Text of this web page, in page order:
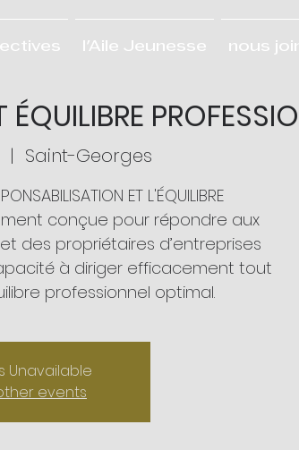
l'Aile Jeunesse nous
  |
Saint-Georges
ET L'ÉQUILIBRE
conçue pour répondre aux
des propriétaires d’entreprises
à diriger efficacement tout
professionnel optimal.
Unavailable
events